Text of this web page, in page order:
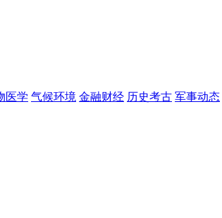
医学 气候环境 金融财经 历史考古 军事动态